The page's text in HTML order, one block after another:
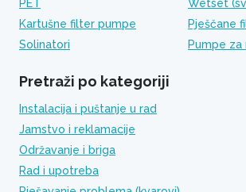
PET
Wetset
Kartušne filter pumpe
Pješčane
Solinatori
Pumpe za
Pretraži po kategoriji
Instalacija i puštanje u rad
Jamstvo i reklamacije
Održavanje i briga
Rad i upotreba